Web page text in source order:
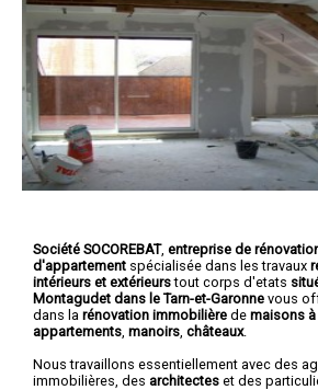
Société SOCOREBAT, entreprise de
d'appartement spécialisée dans les travaux
intérieurs et extérieurstout corps d'etats
Montagudet dans le Tarn-et-Garonne vous
dans la rénovation immobilière de maisons
appartements manoirs châteaux.
Nous travaillons essentiellement avec des
immobilières, des architectes et des